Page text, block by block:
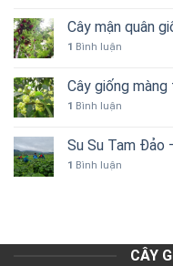
Cây mận quân
1 Bình luận
Cây giống
1 Bình luận
Su Su Tam Đảo
1 Bình luận
CÂY